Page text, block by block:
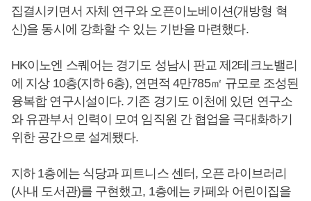
집결시키면서 자체 연구와 오픈이노베이션(개방형 혁
신)을 동시에 강화할 수 있는 기반을 마련했다.
HK이노엔 스퀘어는 경기도 성남시 판교 제2테크노밸리
에 지상 10층(지하 6층), 연면적 4만785㎡ 규모로 조성된
융복합 연구시설이다. 기존 경기도 이천에 있던 연구소
와 유관부서 인력이 모여 임직원 간 협업을 극대화하기
위한 공간으로 설계됐다.
지하 1층에는 식당과 피트니스 센터, 오픈 라이브러리
(사내 도서관)를 구현했고, 1층에는 카페와 어린이집을